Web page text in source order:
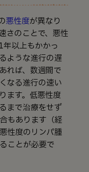
悪性度が異なり
さのことで、悪性
以上もかかっ
ような進行の遅
れば、数週間で
なる進行の速い
ます。低悪性度
まで治療をせず
もあります（経
性度のリンパ腫
ことが必要で